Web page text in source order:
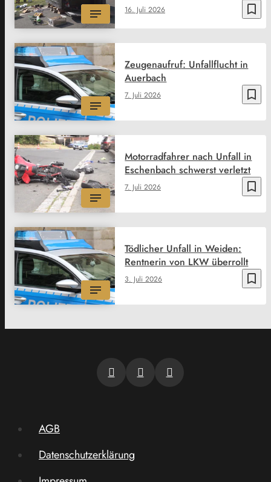
bookmark_border
16. Juli 2026
bookmark_border
7. Juli 2026
Zeugenaufruf: Unfallflucht in
Auerbach
bookmark_border
7. Juli 2026
Motorradfahrer nach Unfall in
Eschenbach schwerst verletzt
bookmark_border
3. Juli 2026
Tödlicher Unfall in Weiden:
Rentnerin von LKW überrollt
AGB
Datenschutzerklärung